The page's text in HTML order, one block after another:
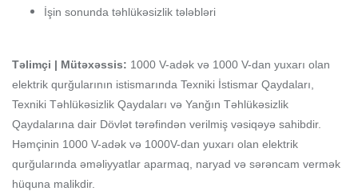
İşin sonunda təhlükəsizlik tələbləri
Təlimçi | Mütəxəssis: 1000 V-adək və 1000 V-dan yuxarı olan
elektrik qurğularının istismarında Texniki İstismar Qaydaları,
Texniki Təhlükəsizlik Qaydaları və Yanğın Təhlükəsizlik
Qaydalarına dair Dövlət tərəfindən verilmiş vəsiqəyə sahibdir.
Həmçinin 1000 V-adək və 1000V-dan yuxarı olan elektrik
qurğularında əməliyyatlar aparmaq, naryad və sərəncam vermək
hüquna malikdir.